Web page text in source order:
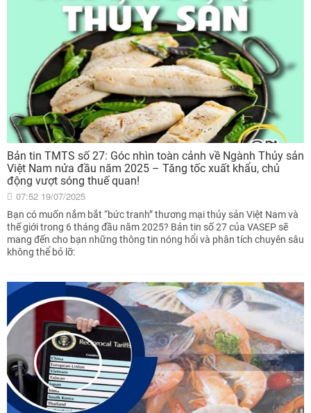
Bản tin TMTS số 27: Góc nhìn toàn cảnh về Ngành Thủy sản
Việt Nam nửa đầu năm 2025 – Tăng tốc xuất khẩu, chủ
động vượt sóng thuế quan!
07:52 19/07/2025
Bạn có muốn nắm bắt “bức tranh” thương mại thủy sản Việt Nam và
thế giới trong 6 tháng đầu năm 2025? Bản tin số 27 của VASEP sẽ
mang đến cho bạn những thông tin nóng hổi và phân tích chuyên sâu
không thể bỏ lỡ: